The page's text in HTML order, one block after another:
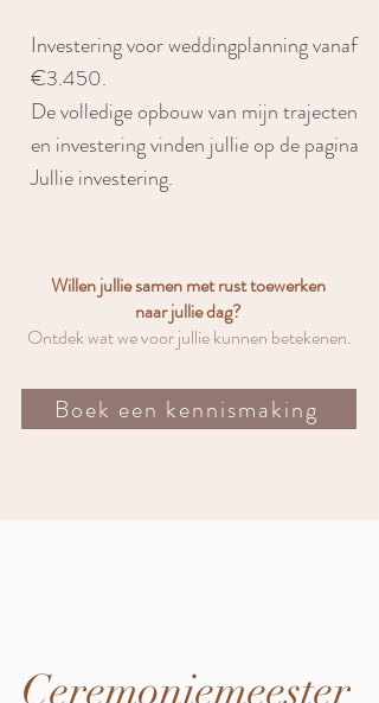
Investering voor weddingplanning vanaf
€3.450.
De volledige opbouw van mijn trajecten
en investering vinden jullie op de pagina
Jullie investering.
Willen jullie samen met rust toewerken
naar jullie dag?
Ontdek wat we voor jullie kunnen betekenen.
Boek een kennismaking
Ceremoniemeester